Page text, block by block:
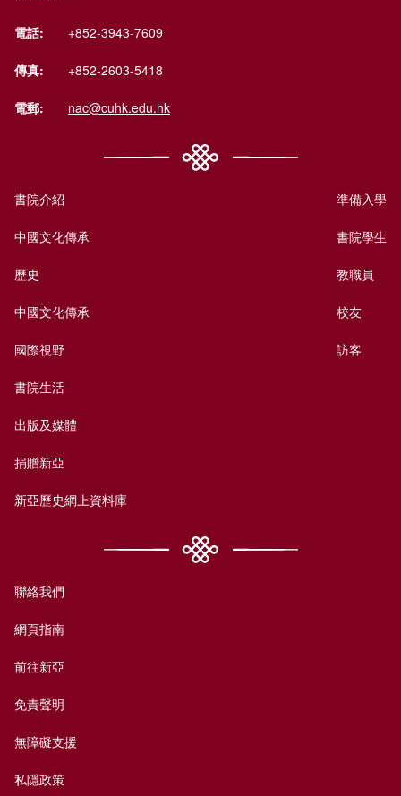
電話: +852-3943-7609
傳真: +852-2603-5418
電郵: nac@cuhk.edu.hk
書院介紹
中國文化傳承
歷史
中國文化傳承
國際視野
書院生活
出版及媒體
捐贈新亞
新亞歷史網上資料庫
準備入學
書院學生
教職員
校友
訪客
聯絡我們
網頁指南
前往新亞
免責聲明
無障礙支援
私隱政策